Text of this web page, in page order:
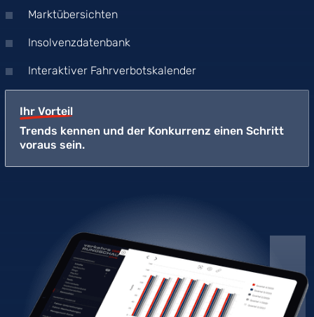
Marktübersichten
Insolvenzdatenbank
Interaktiver Fahrverbotskalender
Ihr Vorteil
Trends kennen und der Konkurrenz einen Schritt
voraus sein.